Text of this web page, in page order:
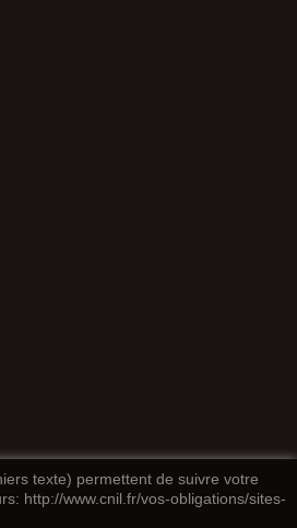
texte) permettent de suivre votre
http://www.cnil.fr/vos-obligations/sites-